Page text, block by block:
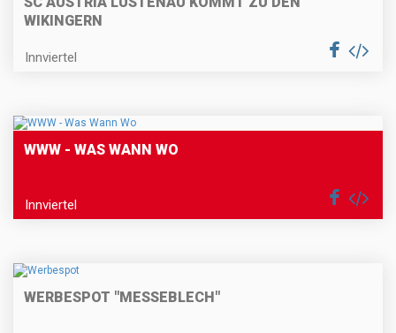
WIKINGERN
Innviertel
WWW - WAS WANN WO
Innviertel
WERBESPOT "MESSEBLECH"